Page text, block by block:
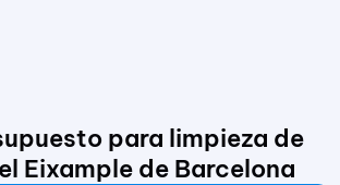
para limpieza de
Eixample de Barcelona